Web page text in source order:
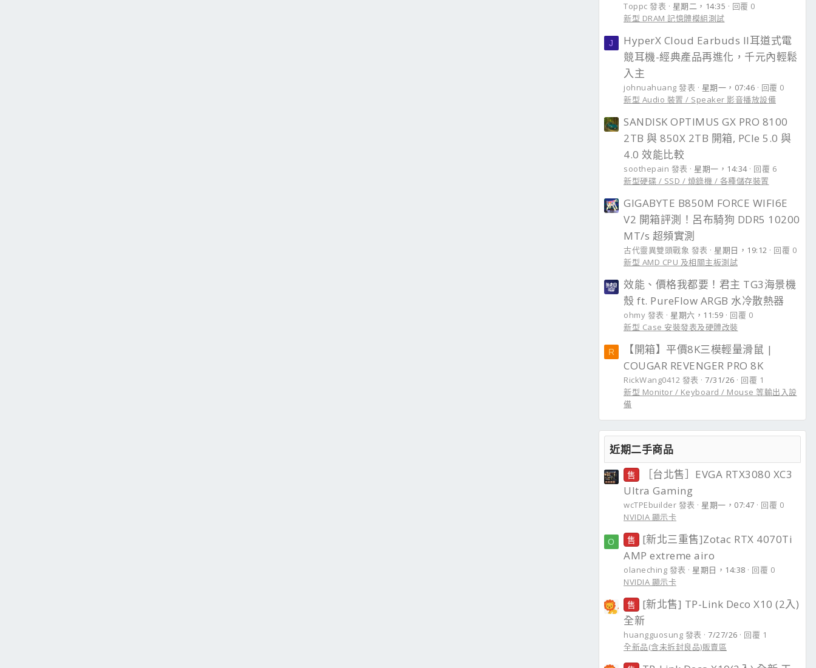
Toppc 發表 星期二，14:35
回覆 0
新型 DRAM 記憶體模組測試
J
HyperX Cloud Earbuds II耳道式電
競耳機-經典產品再進化，千元內輕鬆
入主
johnuahuang 發表 星期一，07:46
回覆 0
新型 Audio 裝置 / Speaker 影音播放設備
SANDISK OPTIMUS GX PRO 8100
2TB 與 850X 2TB 開箱, PCIe 5.0 與
4.0 效能比較
soothepain 發表 星期一，14:34
回覆 6
新型硬碟 / SSD / 燒錄機 / 各種儲存裝置
GIGABYTE B850M FORCE WIFI6E
V2 開箱評測！呂布騎狗 DDR5 10200
MT/s 超頻實測
古代靈異雙頭戰象 發表 星期日，19:12
回覆 0
新型 AMD CPU 及相關主板測試
效能、價格我都要！君主 TG3海景機
殼 ft. PureFlow ARGB 水冷散熱器
ohmy 發表 星期六，11:59
回覆 0
新型 Case 安裝發表及硬體改裝
R
【開箱】平價8K三模輕量滑鼠 |
COUGAR REVENGER PRO 8K
RickWang0412 發表 7/31/26
回覆 1
新型 Monitor / Keyboard / Mouse 等輸出入設
備
近期二手商品
售
［台北售］EVGA RTX3080 XC3
Ultra Gaming
wcTPEbuilder 發表 星期一，07:47
回覆 0
NVIDIA 顯示卡
O 售
[新北三重售]Zotac RTX 4070Ti
AMP extreme airo
olaneching 發表 星期日，14:38
回覆 0
NVIDIA 顯示卡
售
[新北售] TP-Link Deco X10 (2入)
全新
huangguosung 發表 7/27/26
回覆 1
全新品(含未拆封良品)販賣區